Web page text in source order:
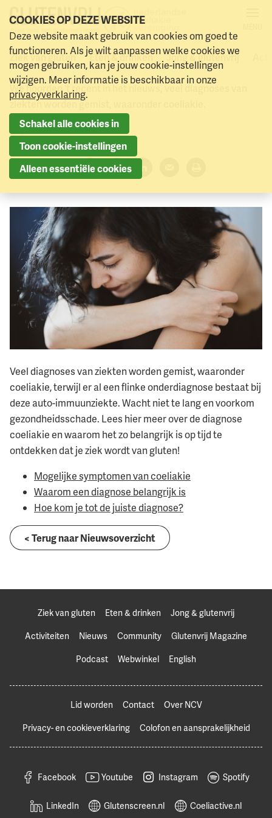
Naar menu Naar hoofdinhoud
Ziek van gluten Eten & drinken Jong & glutenvrij
Wacht niet met klachten, ga
naar de dokter!
We hoorden 't recent in het nieuws, veel diagnoses van
ziekten worden gemist, waaronder coeliakie.
12 januari 2021
Deel dit artikel:
Veel diagnoses van ziekten worden gemist, waaronder
coeliakie, terwijl er al een flinke onderdiagnose bestaat bij
deze auto-immuunziekte. Wacht niet te lang en voorkom
gezondheidsschade. Lees hier meer over de diagnose
coeliakie en waarom het zo belangrijk is op tijd te
ontdekken dat je ziek wordt van gluten!
Mogelijke symptomen van coeliakie
Waarom een diagnose belangrijk is
Hoe kom je tot de juiste diagnose?
< Terug naar Nieuwsoverzicht
Ziek van gluten Eten & drinken
Jong & glutenvrij
Activiteiten
Nieuws Community
Glutenvrij Magazine
Podcast
Webwinkel English
Lid worden Contact
Over NCV
Privacy- en cookieverklaring
Colofon en aansprakelijkheid
Facebook Youtube Instagram Spotify
LinkedIn Glutenscreen.nl Coeliactive.nl
COOKIES OP DEZE WEBSITE
Deze website maakt gebruik van cookies om goed te
functioneren. Als je wilt aanpassen welke cookies we
mogen gebruiken, kan je jouw cookie-instellingen
wijzigen. Meer informatie is beschikbaar in onze
privacyverklaring.
Schakel alle cookies in
Toon cookie-instellingen
Alleen essentiële cookies